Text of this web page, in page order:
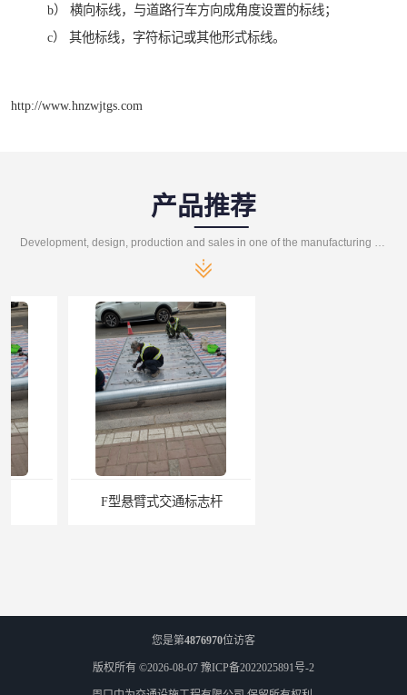
b） 横向标线，与道路行车方向成角度设置的标线；
c） 其他标线，字符标记或其他形式标线。
http://www.hnzwjtgs.com
产品推荐
F型悬臂式交通标志杆
您是第4876970位访客
版权所有 ©2026-08-07 豫ICP备2022025891号-2